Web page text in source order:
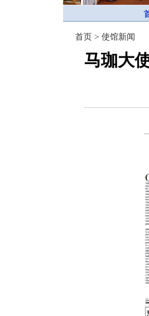
首页 > 使馆新闻
马珈大